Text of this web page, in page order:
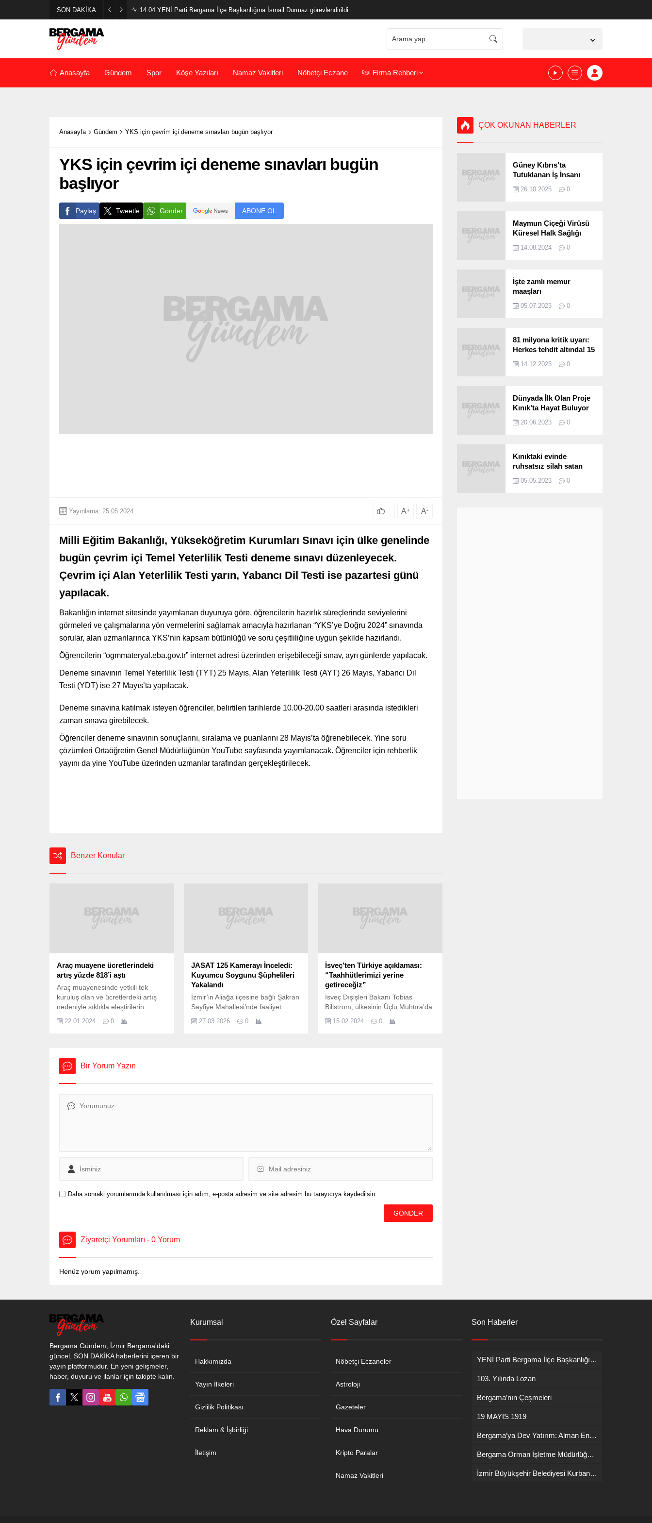
SON DAKİKA 14:04 YENİ Parti Bergama İlçe Başkanlığına İsmail Durmaz görevlendirildi
Anasayfa Gündem Spor Köşe Yazıları Namaz Vakitleri Nöbetçi Eczane Firma Rehberi
Anasayfa Gündem YKS için çevrim içi deneme sınavları bugün başlıyor
YKS için çevrim içi deneme sınavları bugün
başlıyor
Paylaş Tweetle Gönder ABONE OL
Yayınlama: 25.05.2024 A+ A-
Milli Eğitim Bakanlığı, Yükseköğretim Kurumları Sınavı için ülke genelinde
bugün çevrim içi Temel Yeterlilik Testi deneme sınavı düzenleyecek.
Çevrim içi Alan Yeterlilik Testi yarın, Yabancı Dil Testi ise pazartesi günü
yapılacak.
Bakanlığın internet sitesinde yayımlanan duyuruya göre, öğrencilerin hazırlık süreçlerinde seviyelerini
görmeleri ve çalışmalarına yön vermelerini sağlamak amacıyla hazırlanan “YKS’ye Doğru 2024” sınavında
sorular, alan uzmanlarınca YKS’nin kapsam bütünlüğü ve soru çeşitliliğine uygun şekilde hazırlandı.
Öğrencilerin “ogmmateryal.eba.gov.tr” internet adresi üzerinden erişebileceği sınav, ayrı günlerde yapılacak.
Deneme sınavının Temel Yeterlilik Testi (TYT) 25 Mayıs, Alan Yeterlilik Testi (AYT) 26 Mayıs, Yabancı Dil
Testi (YDT) ise 27 Mayıs’ta yapılacak.
Deneme sınavına katılmak isteyen öğrenciler, belirtilen tarihlerde 10.00-20.00 saatleri arasında istedikleri
zaman sınava girebilecek.
Öğrenciler deneme sınavının sonuçlarını, sıralama ve puanlarını 28 Mayıs’ta öğrenebilecek. Yine soru
çözümleri Ortaöğretim Genel Müdürlüğünün YouTube sayfasında yayımlanacak. Öğrenciler için rehberlik
yayını da yine YouTube üzerinden uzmanlar tarafından gerçekleştirilecek.
Benzer Konular
Araç muayene ücretlerindeki
artış yüzde 818’i aştı
Araç muayenesinde yetkili tek
kuruluş olan ve ücretlerdeki artış
nedeniyle sıklıkla eleştirilerin
odağında yer alan TÜVTÜRK’te
muayene ücretinde 2017 yılından
katlandı. 2024’te yüzde 61
zamlanan araç muayene
ücretlerindeki artış 2017’den bu
22.01.2024 0
JASAT 125 Kamerayı İnceledi:
Kuyumcu Soygunu Şüphelileri
Yakalandı
İzmir’in Aliağa ilçesine bağlı Şakran
Sayfiye Mahallesi’nde faaliyet
gösteren bir kuyumcuya yönelik
silahlı yağma olayı, jandarma
meydana gelen olayda, plakasız
27.03.2026 0
İsveç’ten Türkiye açıklaması:
“Taahhütlerimizi yerine
getireceğiz”
İsveç Dışişleri Bakanı Tobias
Billström, ülkesinin Üçlü Muhtıra’da
yer alan terörle mücadeleye ilişkin
taahhütlerini yerine getireceğini
Dışişleri Bakanlığı Uluslararası
15.02.2024 0
Bir Yorum Yazın
Daha sonraki yorumlarımda kullanılması için adım, e-posta adresim ve site adresim bu tarayıcıya kaydedilsin.
Ziyaretçi Yorumları - 0 Yorum
Henüz yorum yapılmamış.
ÇOK OKUNAN HABERLER
Güney Kıbrıs’ta
Tutuklanan İş İnsanı
26.10.2025 0
Maymun Çiçeği Virüsü
Küresel Halk Sağlığı
Edildi
14.08.2024 0
İşte zamlı memur
maaşları
05.07.2023 0
81 milyona kritik uyarı:
Herkes tehdit altında! 15
kat hızlı yayılıyor…
14.12.2023 0
Dünyada İlk Olan Proje
Kınık’ta Hayat Buluyor
20.06.2023 0
Kınıktaki evinde
ruhsatsız silah satan
05.05.2023 0
Bergama Gündem, İzmir Bergama'daki
güncel, SON DAKİKA haberlerini içeren bir
yayın platformudur. En yeni gelişmeler,
haber, duyuru ve ilanlar için takipte kalın.
Kurumsal
Hakkımızda
Yayın İlkeleri
Gizlilik Politikası
Reklam & İşbirliği
İletişim
Özel Sayfalar
Nöbetçi Eczaneler
Astroloji
Gazeteler
Hava Durumu
Kripto Paralar
Namaz Vakitleri
Son Haberler
YENİ Parti Bergama İlçe Başkanlığına İsmail Durmaz görevlendirildi
103. Yılında Lozan
Bergama’nın Çeşmeleri
19 MAYIS 1919
Bergama’ya Dev Yatırım: Alman Enerji Devi ENERCON Fabrika Kuruyor!
Bergama Orman İşletme Müdürlüğü’nde Yangın İşbaşı Eğitimi
İzmir Büyükşehir Belediyesi Kurban Bayramı Kesim Ücretlerini Açıkladı